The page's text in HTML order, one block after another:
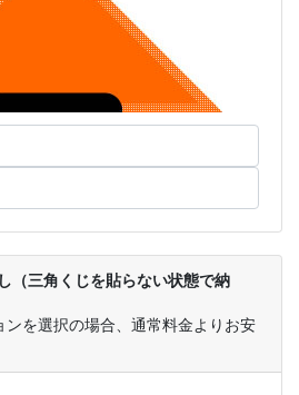
（三角くじを貼らない状態で納
を選択の場合、通常料金よりお安